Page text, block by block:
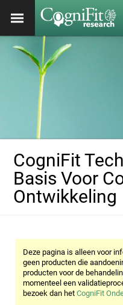
CogniFit
Basis Voor
Ontwikkeling
Deze pagina is alleen voor
geen producten die
producten voor de
momenteel een
bezoek dan hetCogniFit